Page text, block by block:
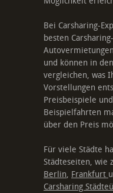
Bei Carsharing-
besten
und können in
vergleichen, was
Vorstellungen
Preisbeispiele
Beispielfahrten
über den Preis
Für viele Städte
Städteseiten, wie
Berlin, Frankfurt
Carsharing